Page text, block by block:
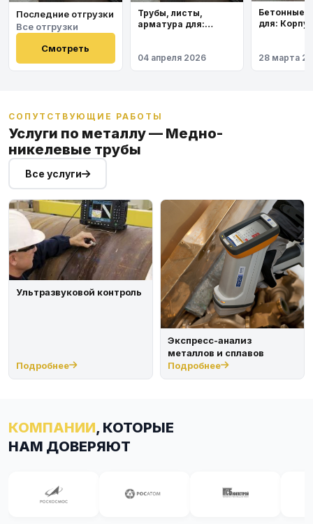
Последние отгрузки
Все отгрузки
Смотреть
Трубы, листы,
арматура для:
04 апреля 2026
Бетонные
для:
28 марта
СОПУТСТВУЮЩИЕ РАБОТЫ
Услуги по металлу — Медно-
никелевые трубы
Все услуги
Ультразвуковой контроль
Подробнее
Экспресс-анализ
металлов и сплавов
Подробнее
КОМПАНИИ, КОТОРЫЕ
НАМ ДОВЕРЯЮТ